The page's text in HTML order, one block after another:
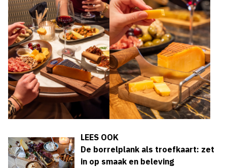
LEES OOK
De borrelplank als troefkaart: zet
in op smaak en beleving